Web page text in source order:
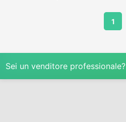
1
Sei un venditore professionale?